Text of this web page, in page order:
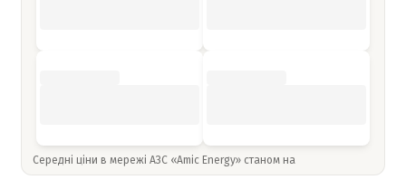
Середні ціни в мережі АЗС «Amic Energy» станом на